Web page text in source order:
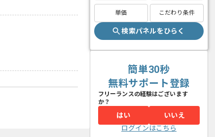
単価 こだわり条件
検索パネルをひらく
簡単30秒
無料サポート登録
フリーランスの経験はございます
か？
はい
いいえ
ログインはこちら